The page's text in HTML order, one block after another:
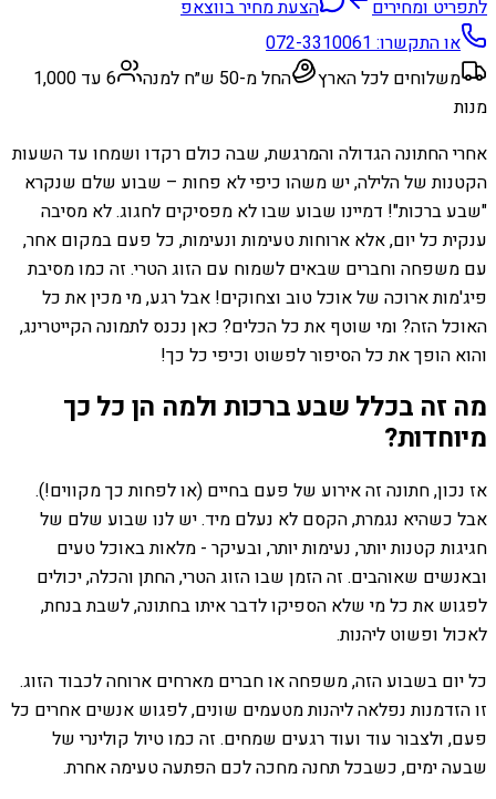
לתפריט ומחירים
הצעת מחיר בווצאפ
או התקשרו:072-3310061
משלוחים לכל הארץ
החל מ-50 ש״ח למנה
6 עד 1,000
מנות
אחרי החתונה הגדולה והמרגשת, שבה כולם רקדו ושמחו עד השעות
הקטנות של הלילה, יש משהו כיפי לא פחות – שבוע שלם שנקרא
"שבע ברכות"! דמיינו שבוע שבו לא מפסיקים לחגוג. לא מסיבה
ענקית כל יום, אלא ארוחות טעימות ונעימות, כל פעם במקום אחר,
עם משפחה וחברים שבאים לשמוח עם הזוג הטרי. זה כמו מסיבת
פיג'מות ארוכה של אוכל טוב וצחוקים! אבל רגע, מי מכין את כל
האוכל הזה? ומי שוטף את כל הכלים? כאן נכנס לתמונה הקייטרינג,
והוא הופך את כל הסיפור לפשוט וכיפי כל כך!
מה זה בכלל שבע ברכות ולמה הן כל כך
מיוחדות?
אז נכון, חתונה זה אירוע של פעם בחיים (או לפחות כך מקווים!).
אבל כשהיא נגמרת, הקסם לא נעלם מיד. יש לנו שבוע שלם של
חגיגות קטנות יותר, נעימות יותר, ובעיקר - מלאות באוכל טעים
ובאנשים שאוהבים. זה הזמן שבו הזוג הטרי, החתן והכלה, יכולים
לפגוש את כל מי שלא הספיקו לדבר איתו בחתונה, לשבת בנחת,
לאכול ופשוט ליהנות.
כל יום בשבוע הזה, משפחה או חברים מארחים ארוחה לכבוד הזוג.
זו הזדמנות נפלאה ליהנות מטעמים שונים, לפגוש אנשים אחרים כל
פעם, ולצבור עוד ועוד רגעים שמחים. זה כמו טיול קולינרי של
שבעה ימים, כשבכל תחנה מחכה לכם הפתעה טעימה אחרת.